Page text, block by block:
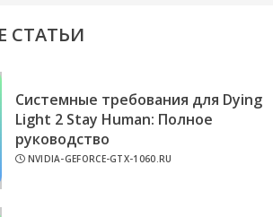
СТАТЬИ
Системные требования для Dying
Light 2 Stay Human: Полное
руководство
NVIDIA-GEFORCE-GTX-1060.RU